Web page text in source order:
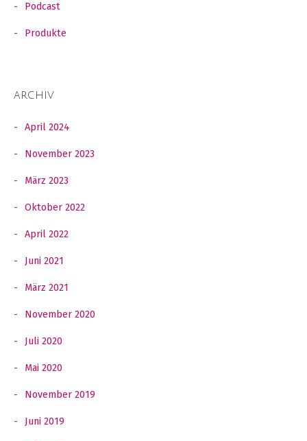
Podcast
Produkte
ARCHIV
April 2024
November 2023
März 2023
Oktober 2022
April 2022
Juni 2021
März 2021
November 2020
Juli 2020
Mai 2020
November 2019
Juni 2019